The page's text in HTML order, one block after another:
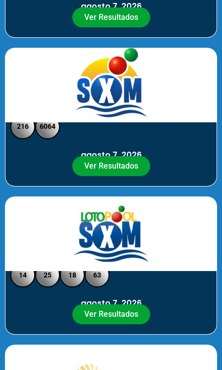
agosto 7, 2026
Ver Resultados
SXM Noche - Pick 3 Pick 4
216 6064
agosto 7, 2026
Ver Resultados
Loto Pool SXM Noche
14 25 18 63
agosto 7, 2026
Ver Resultados